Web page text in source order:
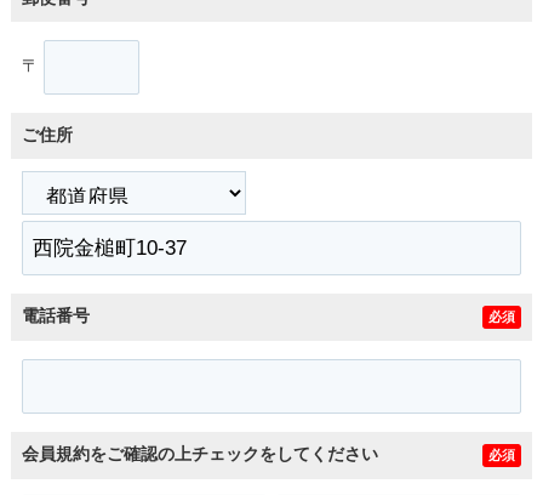
〒
ご住所
電話番号 必須
会員規約をご確認の上チェックをしてください 必須